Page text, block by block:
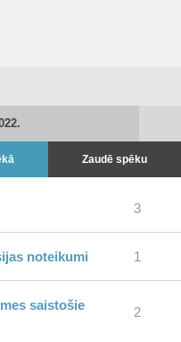
Zaudē spēku
3
noteikumi 1
saistošie
2